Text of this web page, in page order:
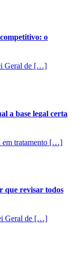
o
Geral de […]
a base legal certa
em tratamento […]
que revisar todos
Geral de […]